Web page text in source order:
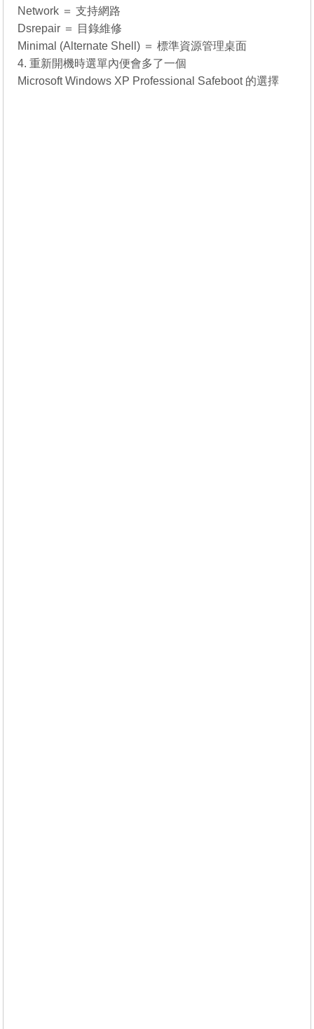
Network ＝ 支持網路
Dsrepair ＝ 目錄維修
Minimal (Alternate Shell) ＝ 標準資源管理桌面
4. 重新開機時選單內便會多了一個
Microsoft Windows XP Professional Safeboot 的選擇